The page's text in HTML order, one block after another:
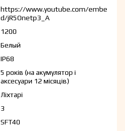
https://www.youtube.com/embe
d/jR5Onetp3_A
1200
Белый
IP68
5 років (на акумулятор і
аксесуари 12 місяців)
Ліхтарі
3
SFT40